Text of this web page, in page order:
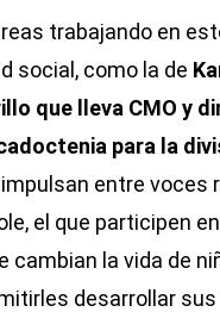
trabajando en
social, como la de
que lleva CMO y
para la
entre voces
el que participen
cambian la vida de
desarrollar